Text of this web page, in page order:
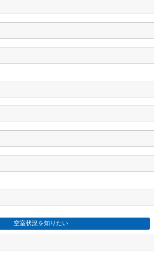
空室状況を知りたい